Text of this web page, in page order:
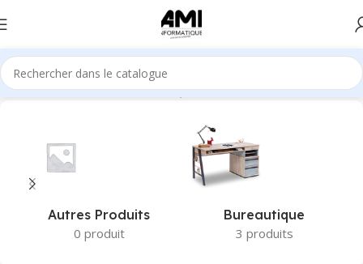
Accueil Produits identifiés “CASQUE GAMING AURES HORNS”
Autres Produits
0 produit
Bureautique
3 produits